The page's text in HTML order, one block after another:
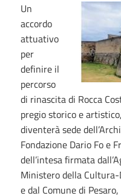
Un
accordo
attuativo
per
definire il
percorso
di rinascita di Rocca
pregio storico e
diventerà sede
Fondazione Dario Fo e
dell’intesa firmata
Ministero della
e dal Comune di